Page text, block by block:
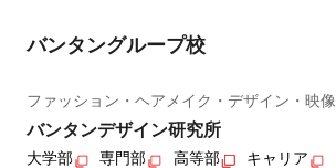
バンタングループ校
ファッション・ヘアメイク・デザイン・映像
バンタンデザイン研究所
大学部 専門部 高等部 キャリア